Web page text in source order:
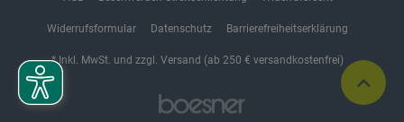
Widerrufsformular Datenschutz Barrierefreiheitserklärung
* Inkl. MwSt. und zzgl. Versand (ab 250 € versandkostenfrei)